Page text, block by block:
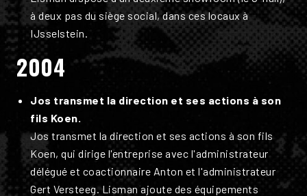
à deux pas du siège social, dans ces locaux à
IJsselstein.
2004
Jos transmet la direction et ses actions à son
fils Koen.
Jos transmet la direction et ses actions à son fils
Koen, qui dirige l'entreprise avec l'administrateur
délégué et coactionnaire Anton et l'administrateur
Gert Versteeg. Lisman ajoute des équipements